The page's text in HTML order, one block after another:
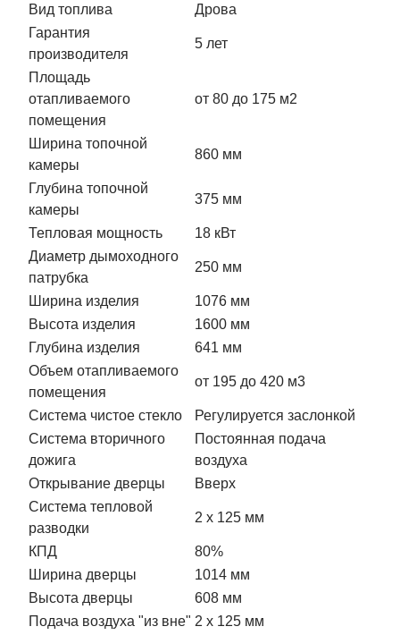
Вид топлива
Дрова
Гарантия
производителя
5 лет
Площадь
отапливаемого
помещения
от 80 до 175 м2
Ширина топочной
камеры
860 мм
Глубина топочной
камеры
375 мм
Тепловая мощность
18 кВт
Диаметр дымоходного
патрубка
250 мм
Ширина изделия
1076 мм
Высота изделия
1600 мм
Глубина изделия
641 мм
Объем отапливаемого
помещения
от 195 до 420 м3
Система чистое стекло
Регулируется заслонкой
Система вторичного
дожига
Постоянная подача
воздуха
Открывание дверцы
Вверх
Система тепловой
разводки
2 х 125 мм
КПД
80%
Ширина дверцы
1014 мм
Высота дверцы
608 мм
Подача воздуха "из вне" 2 х 125 мм